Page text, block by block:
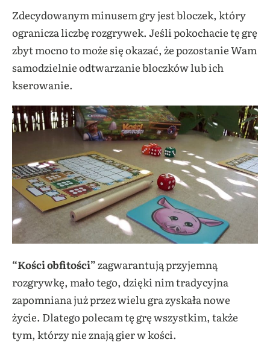
Zdecydowanym minusem gry jest bloczek, który
ogranicza liczbę rozgrywek. Jeśli pokochacie tę grę
zbyt mocno to może się okazać, że pozostanie Wam
samodzielnie odtwarzanie bloczków lub ich
kserowanie.
“Kości obfitości”zagwarantują przyjemną
rozgrywkę, mało tego, dzięki nim tradycyjna
zapomniana już przez wielu gra zyskała nowe
życie. Dlatego polecam tę grę wszystkim, także
tym, którzy nie znają gier w kości.